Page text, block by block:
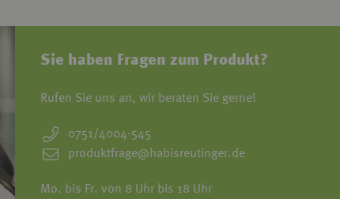
Sie haben Fragen zum Produkt?
Rufen Sie uns an, wir beraten Sie gerne!
0751/4004-545
produktfrage@habisreutinger.de
Mo. bis Fr. von 8 Uhr bis 18 Uhr